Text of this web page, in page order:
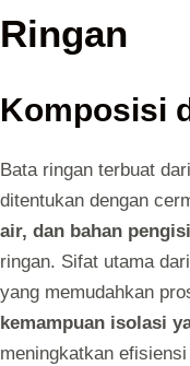
Ringan
Komposisi
Bata ringan terbuat
ditentukan dengan
air, dan bahan pengisi
ringan. Sifat utama
yang memudahkan
kemampuan isolasi
meningkatkan